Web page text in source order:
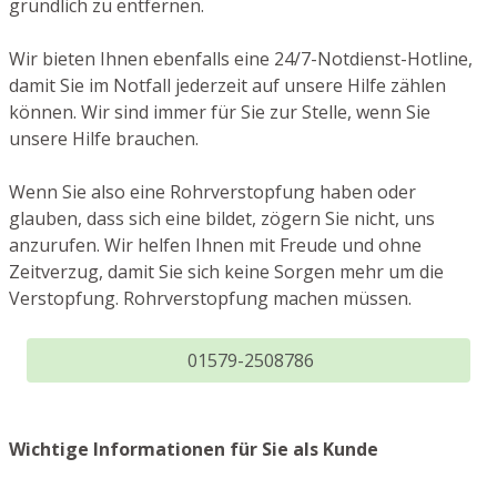
gründlich zu entfernen.
Wir bieten Ihnen ebenfalls eine 24/7-Notdienst-Hotline,
damit Sie im Notfall jederzeit auf unsere Hilfe zählen
können. Wir sind immer für Sie zur Stelle, wenn Sie
unsere Hilfe brauchen.
Wenn Sie also eine Rohrverstopfung haben oder
glauben, dass sich eine bildet, zögern Sie nicht, uns
anzurufen. Wir helfen Ihnen mit Freude und ohne
Zeitverzug, damit Sie sich keine Sorgen mehr um die
Verstopfung. Rohrverstopfung machen müssen.
01579-2508786
Wichtige Informationen für Sie als Kunde